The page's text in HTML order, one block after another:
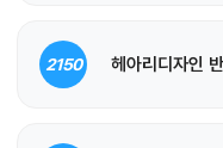
2150 헤아리디자인